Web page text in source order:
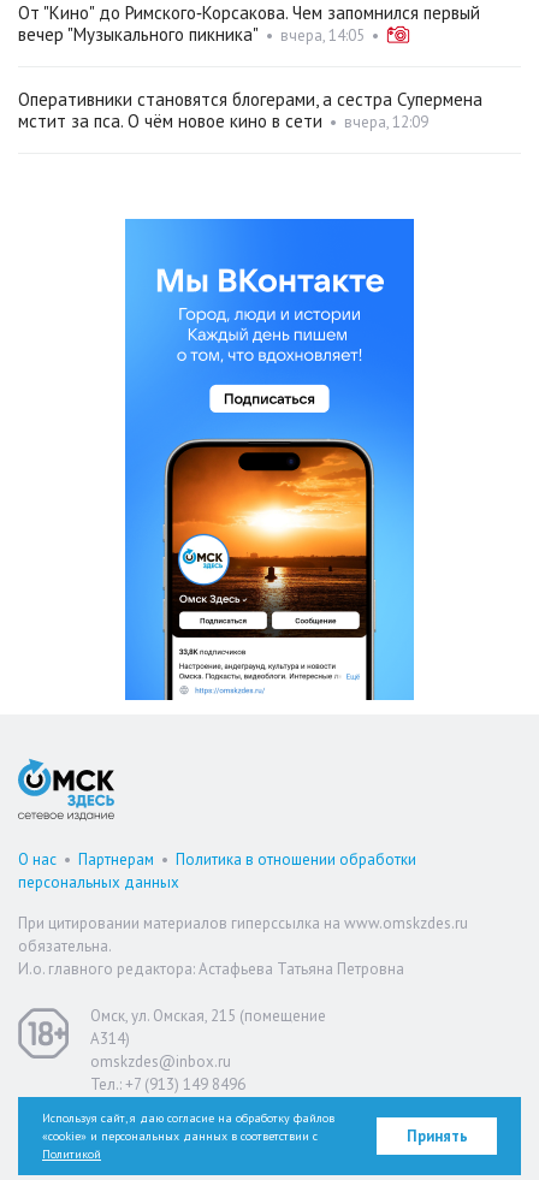
От "Кино" до Римского‑Корсакова. Чем запомнился первый
вечер "Музыкального пикника" • вчера, 14:05 •
Оперативники становятся блогерами, а сестра Супермена
мстит за пса. О чём новое кино в сети • вчера, 12:09
О нас • Партнерам • Политика в отношении обработки
персональных данных
При цитировании материалов гиперссылка на www.omskzdes.ru
обязательна.
И.о. главного редактора: Астафьева Татьяна Петровна
Омск, ул. Омская, 215 (помещение
А314)
omskzdes@inbox.ru
Тел.: +7 (913) 149 8496
Версия для слабовидящих
Используя сайт, я даю согласие на обработку файлов
«cookie» и персональных данных в соответствии с
Политикой
Принять